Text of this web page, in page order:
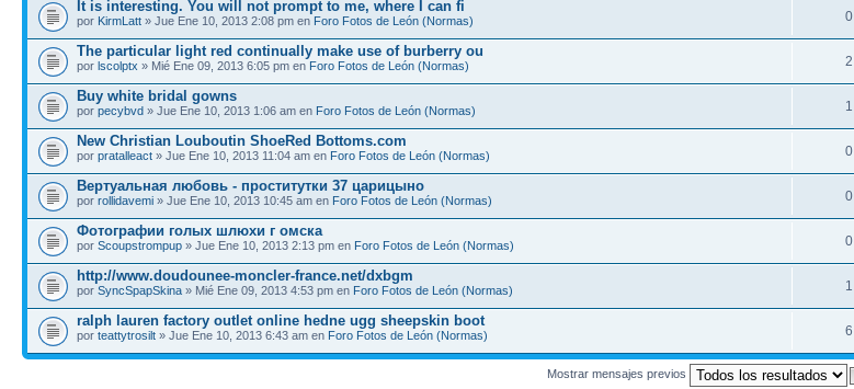
It is interesting. You will not prompt to me, where I can fi
por KirmLatt » Jue Ene 10, 2013 2:08 pm en Foro Fotos de León (Normas) 0
The particular light red continually make use of burberry ou
por lscolptx » Mié Ene 09, 2013 6:05 pm en Foro Fotos de León (Normas) 2
Buy white bridal gowns
por pecybvd » Jue Ene 10, 2013 1:06 am en Foro Fotos de León (Normas) 1
New Christian Louboutin ShoeRed Bottoms.com
por pratalleact » Jue Ene 10, 2013 11:04 am en Foro Fotos de León (Normas) 0
Вертуальная любовь - проститутки 37 царицыно
por rollidavemi » Jue Ene 10, 2013 10:45 am en Foro Fotos de León (Normas) 0
Фотографии голых шлюхи г омска
por Scoupstrompup » Jue Ene 10, 2013 2:13 pm en Foro Fotos de León (Normas) 0
http://www.doudounee-moncler-france.net/dxbgm
por SyncSpapSkina » Mié Ene 09, 2013 4:53 pm en Foro Fotos de León (Normas) 1
ralph lauren factory outlet online hedne ugg sheepskin boot
por teattytrosilt » Jue Ene 10, 2013 6:43 am en Foro Fotos de León (Normas) 6
Mostrar mensajes previos